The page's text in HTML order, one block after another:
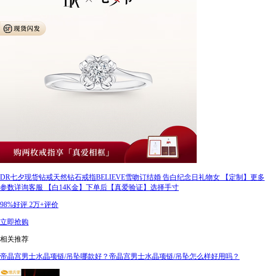
DR七夕现货钻戒天然钻石戒指BELIEVE雪吻订结婚 告白纪念日礼物女 【定制】更多
参数详询客服 【白14K金】下单后【真爱验证】选择手寸
98%好评 2万+评价
立即抢购
相关推荐
帝晶宫男士水晶项链/吊坠哪款好？帝晶宫男士水晶项链/吊坠怎么样好用吗？